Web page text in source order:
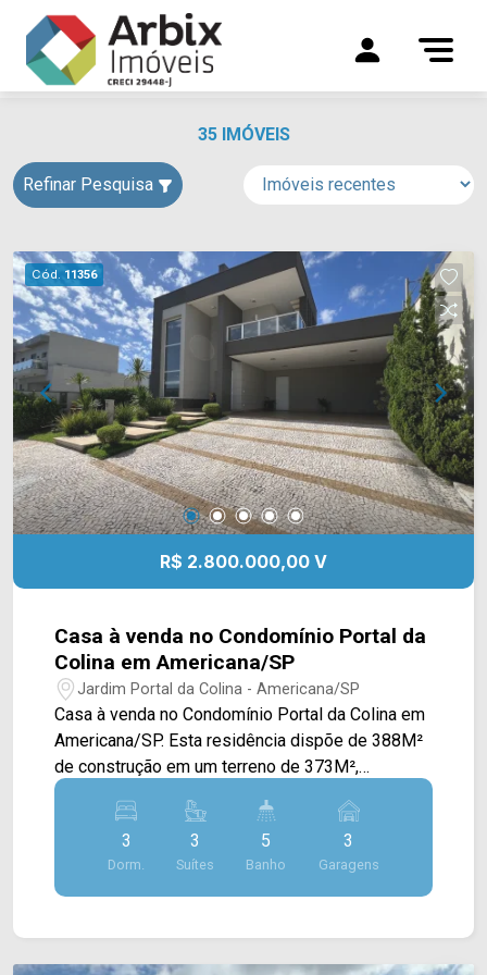
35 IMÓVEIS
Refinar Pesquisa
Cód. 11356
R$ 2.800.000,00 V
Casa à venda no Condomínio Portal da
Colina em Americana/SP
Jardim Portal da Colina - Americana/SP
Casa à venda no Condomínio Portal da Colina em
Americana/SP. Esta residência dispõe de 388M²
de construção em um terreno de 373M²,
apresentando um projeto que valoriza integração,
conforto e funcionalidade em cada ambiente. A
área social é composta por uma ampla sala de
estar, conectada à sala de jantar e à cozinha
totalmente planejada e equipada com cooktop,
3
Dorm.
3
Suítes
5
Banho
3
Garagens